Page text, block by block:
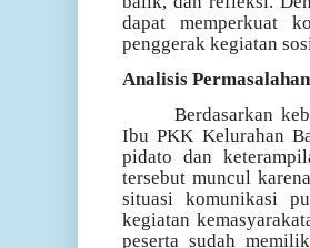
dapat memperkuat
penggerak kegiatan
Analisis
Berdasarkan
Ibu PKK Kelurahan
pidato dan
tersebut muncul
situasi komunikasi
kegiatan
peserta sudah